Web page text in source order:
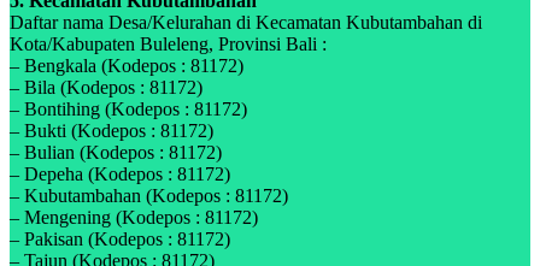
Daftar nama Desa/Kelurahan di Kecamatan Kubutambahan di
Kota/Kabupaten Buleleng, Provinsi Bali :
– Bengkala (Kodepos : 81172)
– Bila (Kodepos : 81172)
– Bontihing (Kodepos : 81172)
– Bukti (Kodepos : 81172)
– Bulian (Kodepos : 81172)
– Depeha (Kodepos : 81172)
– Kubutambahan (Kodepos : 81172)
– Mengening (Kodepos : 81172)
– Pakisan (Kodepos : 81172)
– Tajun (Kodepos : 81172)